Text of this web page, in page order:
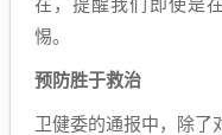
在，提醒我们即使是
惕。
预防胜于救治
卫健委的通报中，除了